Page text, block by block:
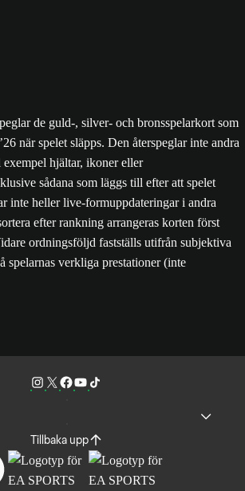
de guld-, silver- och bronsspelarkort som
när spelet släpps. Den återspeglar inte andra
hjältar, ikoner eller
sådana som läggs till efter att spelet
inte heller live-formuppdateringar i andra
efter rankning arrangeras korten först
ordningsföljd fastställs utifrån subjektiva
spelarnas verkliga prestationer (inte
Tillbaka upp